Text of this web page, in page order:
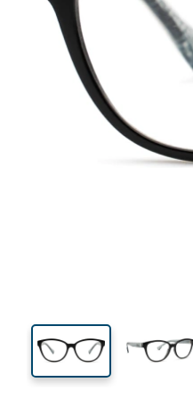
Largeur
42 mm
Largeur des verres